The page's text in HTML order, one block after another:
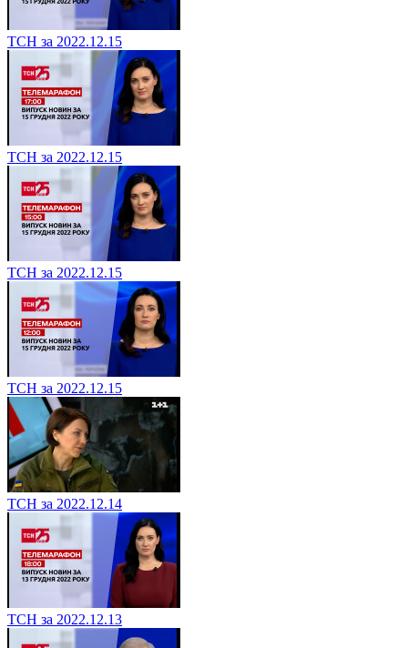
ТСН за 2022.12.15
ТСН за 2022.12.15
ТСН за 2022.12.15
ТСН за 2022.12.15
ТСН за 2022.12.14
ТСН за 2022.12.13